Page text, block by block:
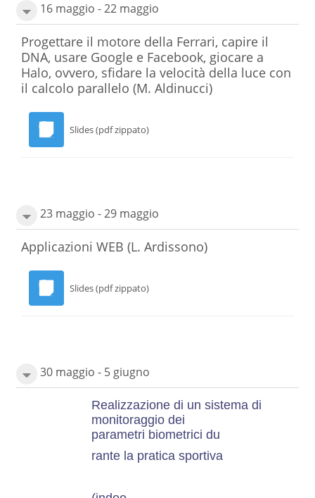
16 maggio - 22 maggio
Progettare il motore della Ferrari, capire il
DNA, usare Google e Facebook, giocare a
Halo, ovvero, sfidare la velocità della luce con
il calcolo parallelo(M. Aldinucci)
Slides (pdf zippato)
23 maggio - 29 maggio
Applicazioni WEB (L. Ardissono)
Slides (pdf zippato)
30 maggio - 5 giugno
Realizzazione di un sistema di
monitoraggio dei
parametri biometrici du
rante la pratica sportiva